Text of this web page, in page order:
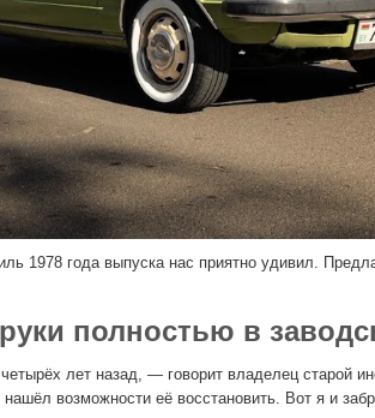
1978 года выпуска нас приятно удивил.
полностью в
лет назад, — говорит владелец старой
возможности её восстановить. Вот я и